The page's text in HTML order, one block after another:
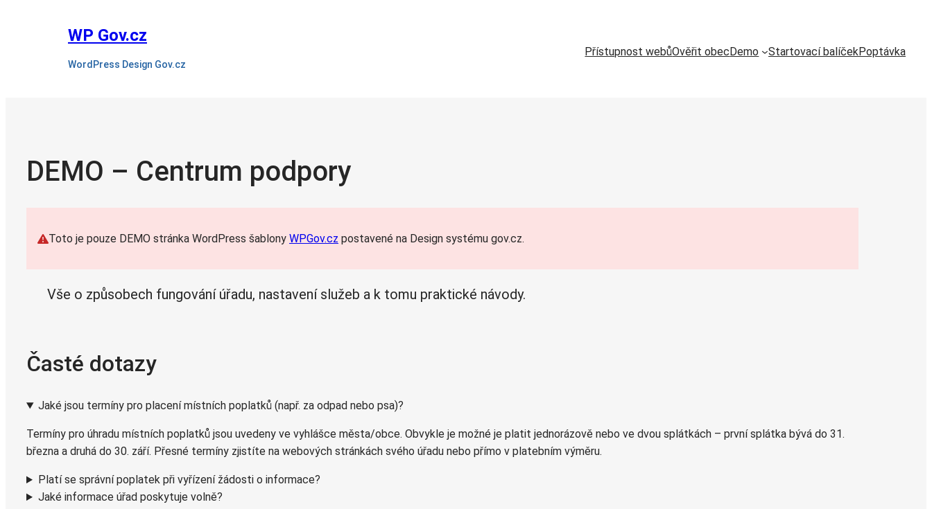
WP Gov.cz
WordPress Design Gov.cz
Přístupnost webůOvěřit obecDemo Startovací balíčekPoptávka
DEMO – Centrum podpory
Toto je pouze DEMO stránka WordPress šablony WPGov.cz postavené na Design systému gov.cz.
Vše o způsobech fungování úřadu, nastavení služeb a k tomu praktické návody.
Časté dotazy
Jaké jsou termíny pro placení místních poplatků (např. za odpad nebo psa)?
Termíny pro úhradu místních poplatků jsou uvedeny ve vyhlášce města/obce. Obvykle je možné je platit jednorázově nebo ve dvou splátkách – první splátka bývá do 31.
března a druhá do 30. září. Přesné termíny zjistíte na webových stránkách svého úřadu nebo přímo v platebním výměru.
Platí se správní poplatek při vyřízení žádosti o informace?
Jaké informace úřad poskytuje volně?